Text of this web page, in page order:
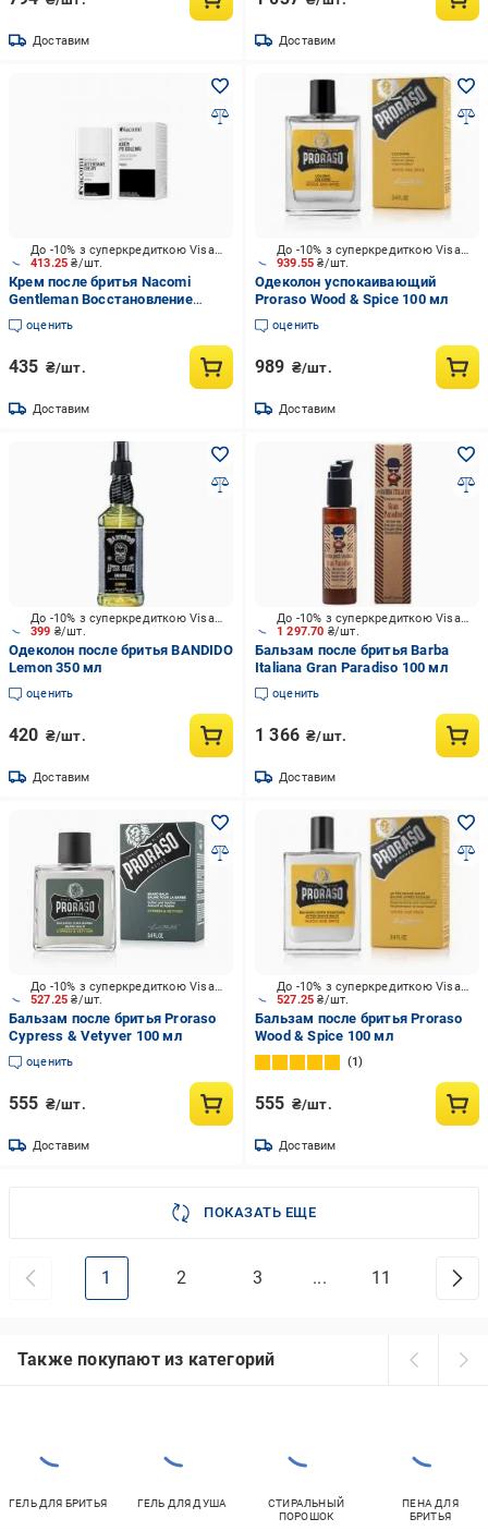
Доставим Доставим
413.25₴/шт.
До -10% з суперкредиткою Visa Вигода
Крем после бритья Nacomi
Gentleman Восстановление
микробиому кожи 50 мл
оценить
435 ₴/шт.
Доставим
939.55₴/шт.
До -10% з суперкредиткою Visa Вигода
Одеколон успокаивающий
Proraso Wood & Spice 100 мл
оценить
989 ₴/шт.
Доставим
399 ₴/шт.
До -10% з суперкредиткою Visa Вигода
Одеколон после бритья BANDIDO
Lemon 350 мл
оценить
420 ₴/шт.
Доставим
1 297.70 ₴/шт.
До -10% з суперкредиткою Visa Вигода
Бальзам после бритья Barba
Italiana Gran Paradiso 100 мл
оценить
1 366 ₴/шт.
Доставим
527.25₴/шт.
До -10% з суперкредиткою Visa Вигода
Бальзам после бритья Proraso
Cypress & Vetyver 100 мл
оценить
555 ₴/шт.
Доставим
527.25₴/шт.
До -10% з суперкредиткою Visa Вигода
Бальзам после бритья Proraso
Wood & Spice 100 мл
1
555 ₴/шт.
Доставим
ПОКАЗАТЬ ЕЩЕ
1 2 3 ... 11
Также покупают из категорий
ГЕЛЬ ДЛЯ БРИТЬЯ ГЕЛЬ ДЛЯ ДУША
СТИРАЛЬНЫЙ
ПОРОШОК
ПЕНА ДЛЯ
БРИТЬЯ